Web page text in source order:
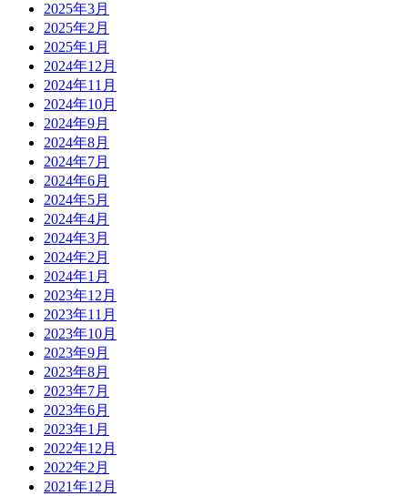
2025年3月
2025年2月
2025年1月
2024年12月
2024年11月
2024年10月
2024年9月
2024年8月
2024年7月
2024年6月
2024年5月
2024年4月
2024年3月
2024年2月
2024年1月
2023年12月
2023年11月
2023年10月
2023年9月
2023年8月
2023年7月
2023年6月
2023年1月
2022年12月
2022年2月
2021年12月